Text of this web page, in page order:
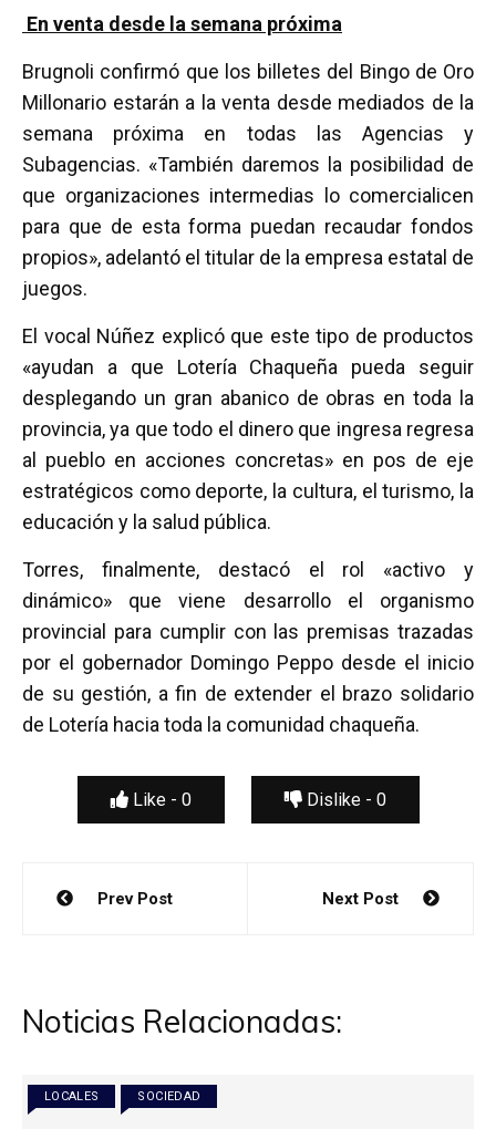
En venta desde la semana próxima
Brugnoli confirmó que los billetes del Bingo de Oro
Millonario estarán a la venta desde mediados de la
semana próxima en todas las Agencias y
Subagencias. «También daremos la posibilidad de
que organizaciones intermedias lo comercialicen
para que de esta forma puedan recaudar fondos
propios», adelantó el titular de la empresa estatal de
juegos.
El vocal Núñez explicó que este tipo de productos
«ayudan a que Lotería Chaqueña pueda seguir
desplegando un gran abanico de obras en toda la
provincia, ya que todo el dinero que ingresa regresa
al pueblo en acciones concretas» en pos de eje
estratégicos como deporte, la cultura, el turismo, la
educación y la salud pública.
Torres, finalmente, destacó el rol «activo y
dinámico» que viene desarrollo el organismo
provincial para cumplir con las premisas trazadas
por el gobernador Domingo Peppo desde el inicio
de su gestión, a fin de extender el brazo solidario
de Lotería hacia toda la comunidad chaqueña.
Like - 0 Dislike - 0
Navegación
Prev Post Next Post
Noticias Relacionadas:
LOCALES SOCIEDAD